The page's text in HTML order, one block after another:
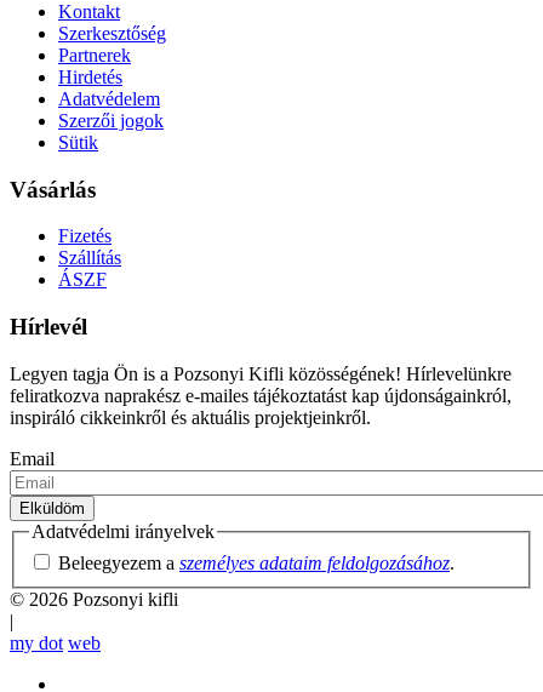
Kontakt
Szerkesztőség
Partnerek
Hirdetés
Adatvédelem
Szerzői jogok
Sütik
Vásárlás
Fizetés
Szállítás
ÁSZF
Hírlevél
Legyen tagja Ön is a Pozsonyi Kifli közösségének! Hírlevelünkre
feliratkozva naprakész e-mailes tájékoztatást kap újdonságainkról,
inspiráló cikkeinkről és aktuális projektjeinkről.
Email
Adatvédelmi irányelvek
Beleegyezem a személyes adataim feldolgozásához.
© 2026 Pozsonyi kifli
|
my dot web